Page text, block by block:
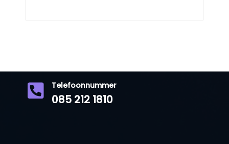
 Telefoonnummer
085 212 1810